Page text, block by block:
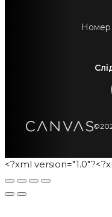
<?xml version="1.0"?